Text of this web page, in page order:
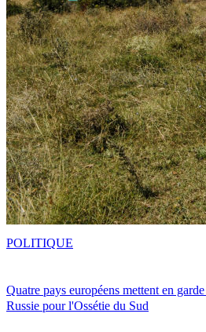
Quatre pays européens mettent en
Russie pour l'Ossétie du Sud
POLITIQUE